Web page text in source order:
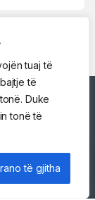
tuaj të
të
Duke
tonë të
të gjitha
Përshëndetje!